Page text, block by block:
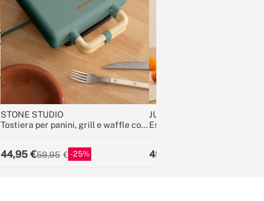
STONE STUDIO
Tostiera per panini, grill e waffle con
44,95 59,95 25
JUICER SLOW MINI
Estrattore a estrazione
49,95